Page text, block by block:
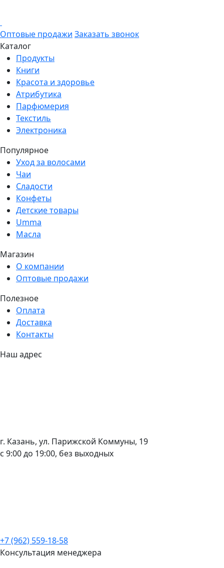
Оптовые продажи Заказать звонок
Каталог
Продукты
Книги
Красота и здоровье
Атрибутика
Парфюмерия
Текстиль
Электроника
Популярное
Уход за волосами
Чаи
Сладости
Конфеты
Детские товары
Umma
Масла
Магазин
О компании
Оптовые продажи
Полезное
Оплата
Доставка
Контакты
Наш адрес
г. Казань, ул. Парижской Коммуны, 19
с 9:00 до 19:00, без выходных
+7 (962) 559-18-58
Консультация менеджера